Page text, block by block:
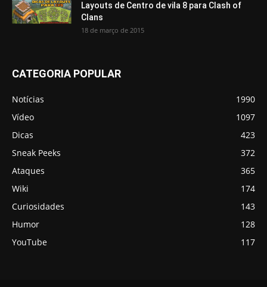
Layouts de Centro de vila 8 para Clash of
Clans
18 de março de 2015
CATEGORIA POPULAR
Notícias
1990
Vídeo
1097
Dicas
423
Sneak Peeks
372
Ataques
365
Wiki
174
Curiosidades
143
Humor
128
YouTube
117